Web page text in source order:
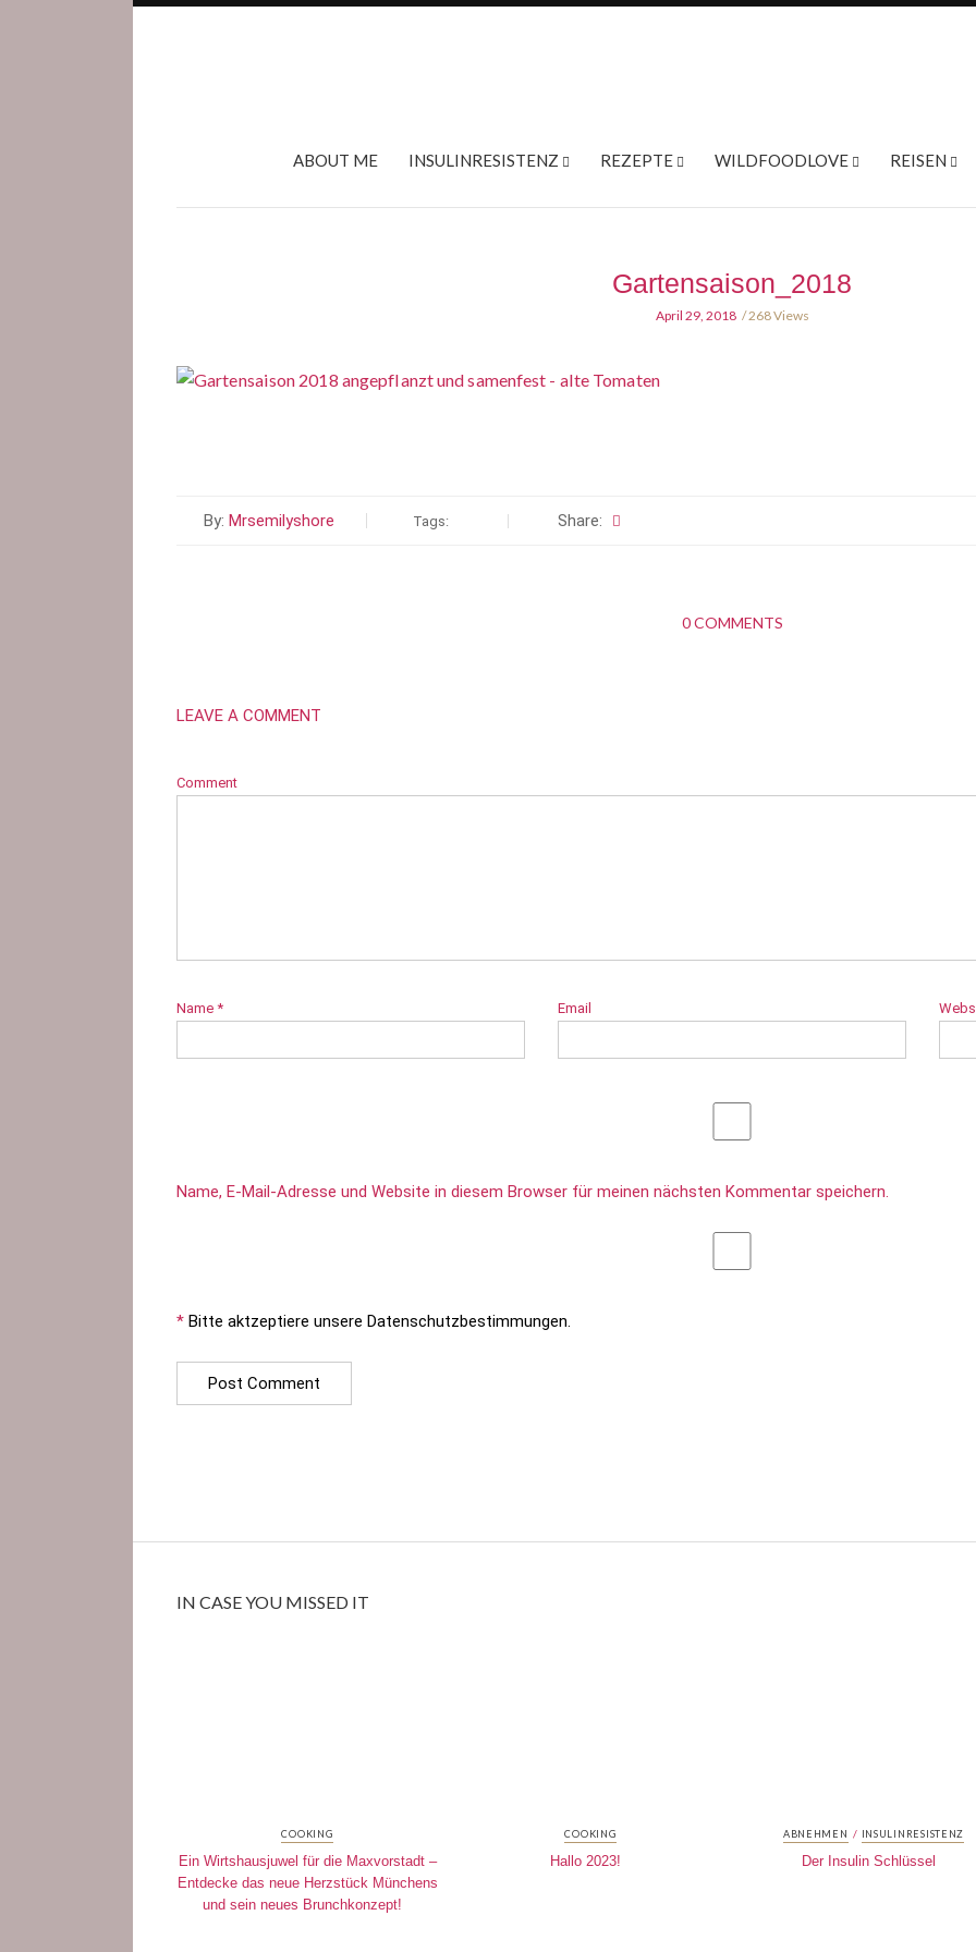
ABOUT ME INSULINRESISTENZ REZEPTE WILDFOODLOVE REISEN
Gartensaison_2018
April 29, 2018 268 Views
By: Mrsemilyshore Tags: Share:
0 COMMENTS
LEAVE A COMMENT
Comment
Name * Email
Name, E-Mail-Adresse und Website in diesem Browser für meinen nächsten Kommentar speichern.
* Bitte aktzeptiere unsere Datenschutzbestimmungen.
IN CASE YOU MISSED IT
COOKING
Ein Wirtshausjuwel für die Maxvorstadt –
Entdecke das neue Herzstück Münchens
und sein neues Brunchkonzept!
COOKING
Hallo 2023!
ABNEHMEN / INSULINRESISTENZ
Der Insulin Schlüssel